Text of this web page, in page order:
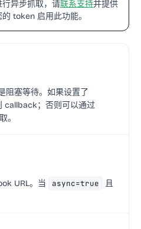
异步抓取，请联系支持并提供
token 启用此功能。
阻塞等待。如果设置了
callback；否则可以通过
。
URL。当 async=true
且